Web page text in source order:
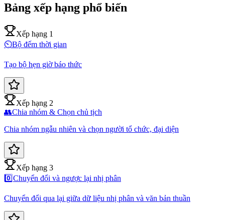
Bảng xếp hạng phổ biến
Xếp hạng 1
⏲️Bộ đếm thời gian
Tạo bộ hẹn giờ báo thức
Xếp hạng 2
👥Chia nhóm & Chọn chủ tịch
Chia nhóm ngẫu nhiên và chọn người tổ chức, đại diện
Xếp hạng 3
0️⃣Chuyển đổi và ngược lại nhị phân
Chuyển đổi qua lại giữa dữ liệu nhị phân và văn bản thuần